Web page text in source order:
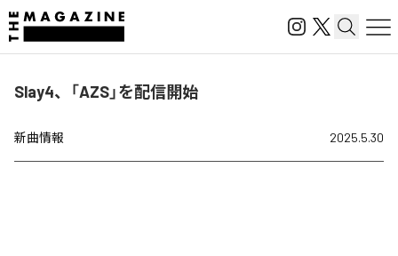
Slay4、「AZS」を配信開始
新曲情報 2025.5.30